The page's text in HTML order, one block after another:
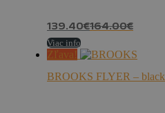
139.40€164.00€
Viac info
Zľava!
BROOKS FLYER – black